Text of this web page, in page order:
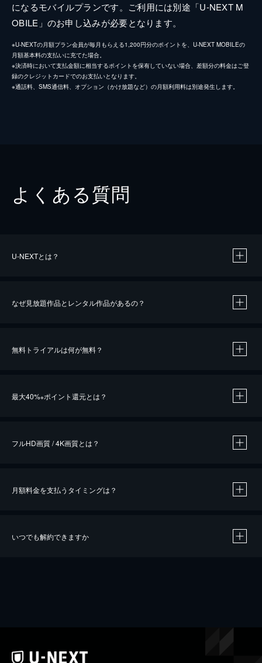
になるモバイルプランです。ご利用には別途「U-NEXT M
OBILE」のお申し込みが必要となります。
※U-NEXTの月額プラン会員が毎月もらえる1,200円分のポイントを、U-NEXT MOBILEの
月額基本料の支払いに充てた場合。
※決済時において支払金額に相当するポイントを保有していない場合、差額分の料金はご登
録のクレジットカードでのお支払いとなります。
※通話料、SMS通信料、オプション（かけ放題など）の月額利用料は別途発生します。
よくある質問
U-NEXTとは？
なぜ見放題作品とレンタル作品があるの？
無料トライアルは何が無料？
最大40%※ポイント還元とは？
※40％ポイント還元の対象は、クレジットカード決済による作品の購入 / レンタルです。
フルHD画質 / 4K画質とは？
月額料金を支払うタイミングは？
いつでも解約できますか